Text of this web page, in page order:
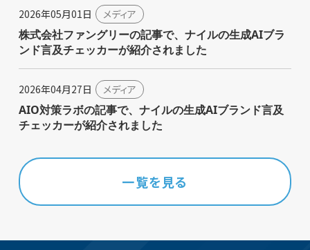
2026年05月01日 メディア
株式会社ファングリーの記事で、ナイルの生成AIブラ
ンド言及チェッカーが紹介されました
2026年04月27日 メディア
AIO対策ラボの記事で、ナイルの生成AIブランド言及
チェッカーが紹介されました
一覧を見る